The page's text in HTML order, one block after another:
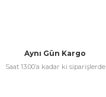
Aynı Gün Kargo
Saat 13:00’a kadar ki siparişlerde